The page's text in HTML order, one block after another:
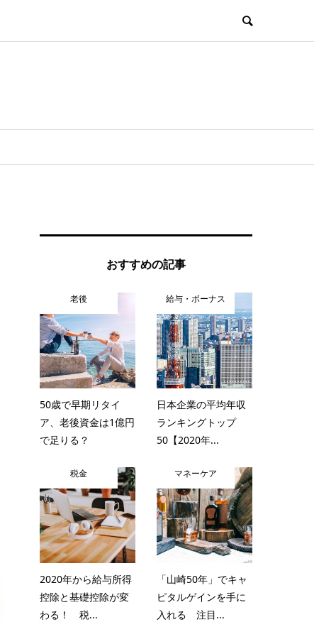
おすすめの記事
老後
50歳で早期リタイ
ア、老後資金は1億円
で足りる？
給与・ボーナス
日本企業の平均年収
ランキングトップ
50【2020年...
税金
2020年から給与所得
控除と基礎控除が変
わる！ 税...
マネーケア
「山崎50年」でキャ
ピタルゲインを手に
入れる 注目...